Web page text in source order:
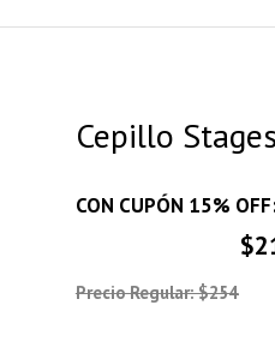
Cepillo
CON CUPÓN 15%
Precio Regular: $254